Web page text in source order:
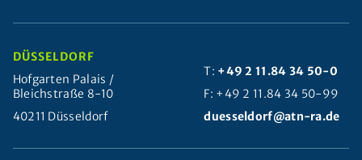
DÜSSELDORF
Hofgarten Palais /
Bleichstraße 8-10
40211 Düsseldorf
T: +49 2 11.84 34 50-0
F: +49 2 11.84 34 50-99
duesseldorf@atn-ra.de